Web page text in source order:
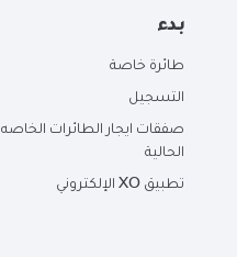
بدء
طائرة خاصة
التسجيل
صفقات ايجار الطائرات الخاصه
الحالية
تطبيق XO الإلكتروني